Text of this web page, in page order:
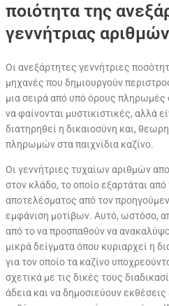
ποιότητα της
γεννήτριας αριθμών
Οι ανεξάρτητες γεννήτριες
μηχανές που δημιουργούν
μια σειρά από υπό όρους πληρωμές
να φαίνονται μυστικιστικές, αλλά
διατηρηθεί η δικαιοσύνη και,
πληρωμών στα παιχνίδια καζίνο.
Οι γεννήτριες τυχαίων αριθμών
στον κλάδο, το οποίο εξαρτάται
αποτελέσματος από τον
εμφάνιση μοτίβων. Αυτό, ωστόσο,
από το να προσπαθούν να
μικρά δείγματα όπου κυριαρχεί η
για τον οποίο τα καζίνο
σχετικά με τις δικές τους
άδεια και να δημοσιεύουν